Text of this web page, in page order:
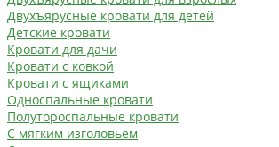
Двухъярусные кровати для детей
Детские кровати
Кровати для дачи
Кровати с ковкой
Кровати с ящиками
Односпальные кровати
Полутороспальные кровати
С мягким изголовьем